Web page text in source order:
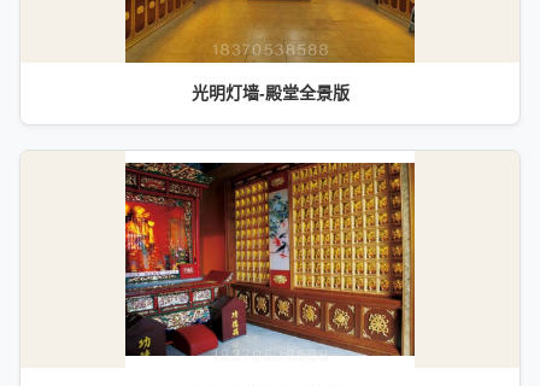
光明灯墙-殿堂全景版